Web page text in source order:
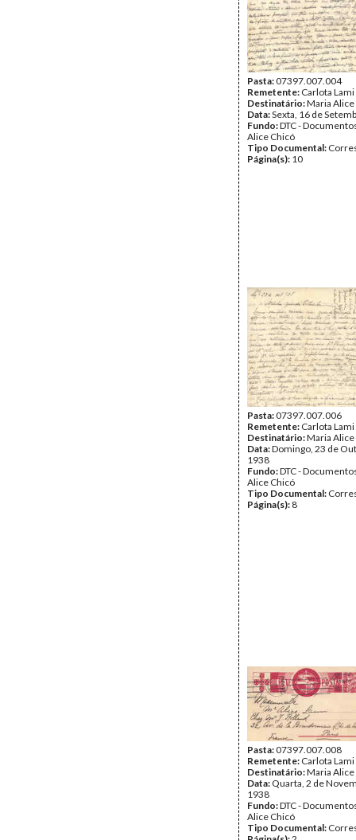
Pasta:07397.007.004
Remetente: Carlota Lami
Destinatário:Maria Alice
Data:Sexta, 16 de
Fundo:DTC -
Alice Chicó
Tipo Documental:
Página(s): 10
Pasta:07397.007.006
Remetente: Carlota Lami
Destinatário:Maria Alice
Data:Domingo, 23 de
1938
Fundo:DTC -
Alice Chicó
Tipo Documental:
Página(s): 8
Pasta:07397.007.008
Remetente: Carlota Lami
Destinatário:Maria Alice
Data: Quarta, 2 de
1938
Fundo:DTC -
Alice Chicó
Tipo Documental: